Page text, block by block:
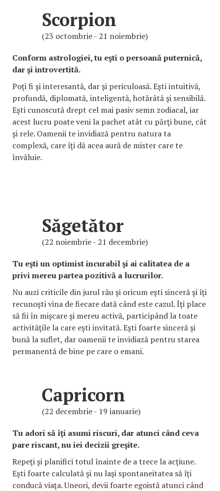
Scorpion
(23 octombrie - 21 noiembrie)
Conform astrologiei, tu eşti o persoană puternică,
dar şi introvertită.
Poţi fi şi interesantă, dar şi periculoasă. Eşti intuitivă,
profundă, diplomată, inteligentă, hotărâtă şi sensibilă.
Eşti cunoscută drept cel mai pasiv semn zodiacal, iar
acest lucru poate veni la pachet atât cu părţi bune, cât
şi rele. Oamenii te invidiază pentru natura ta
complexă, care îţi dă acea aură de mister care te
învăluie.
Săgetător
(22 noiembrie - 21 decembrie)
Tu eşti un optimist incurabil şi ai calitatea de a
privi mereu partea pozitivă a lucrurilor.
Nu auzi criticile din jurul rău şi oricum eşti sinceră şi îţi
recunoşti vina de fiecare dată când este cazul. Îţi place
să fii în mişcare şi mereu activă, participând la toate
activităţile la care eşti invitată. Eşti foarte sinceră şi
bună la suflet, dar oamenii te invidiază pentru starea
permanentă de bine pe care o emani.
Capricorn
(22 decembrie - 19 ianuarie)
Tu adori să îţi asumi riscuri, dar atunci când ceva
pare riscant, nu iei decizii greşite.
Repeţi şi planifici totul înainte de a trece la acţiune.
Eşti foarte calculată şi nu laşi spontaneitatea să îţi
conducă viaţa. Uneori, devii foarte egoistă atunci când